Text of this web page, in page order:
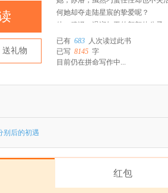
送礼物
何她却夺走陆星宸的挚爱呢？
他，穆泽，温润如玉的翩翩佳公子
而成为陆星宸复仇的工具？
这一切的谜题都将在这个故事中一
已有 683 人次读过此书
已写 8145 字
目前仍在拼命写作中...
别后的初遇
红包